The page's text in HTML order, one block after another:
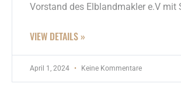
Vorstand des Elblandmakler e.V mit
VIEW DETAILS »
April 1, 2024 Keine Kommentare